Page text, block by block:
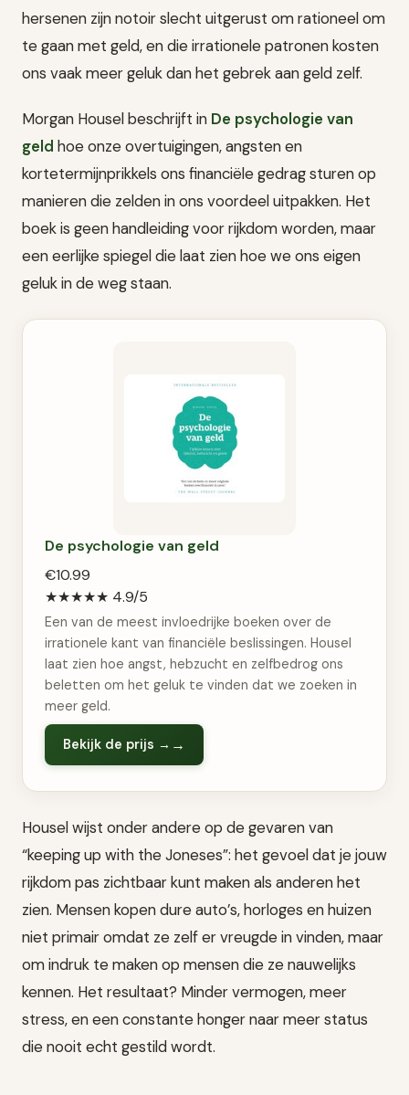
hersenen zijn notoir slecht uitgerust om rationeel om
te gaan met geld, en die irrationele patronen kosten
ons vaak meer geluk dan het gebrek aan geld zelf.
Morgan Housel beschrijft in De psychologie van
geld hoe onze overtuigingen, angsten en
kortetermijnprikkels ons financiële gedrag sturen op
manieren die zelden in ons voordeel uitpakken. Het
boek is geen handleiding voor rijkdom worden, maar
een eerlijke spiegel die laat zien hoe we ons eigen
geluk in de weg staan.
De psychologie van geld
€10.99
★★★★★ 4.9/5
Een van de meest invloedrijke boeken over de
irrationele kant van financiële beslissingen. Housel
laat zien hoe angst, hebzucht en zelfbedrog ons
beletten om het geluk te vinden dat we zoeken in
meer geld.
Bekijk de prijs →
Housel wijst onder andere op de gevaren van
“keeping up with the Joneses”: het gevoel dat je jouw
rijkdom pas zichtbaar kunt maken als anderen het
zien. Mensen kopen dure auto’s, horloges en huizen
niet primair omdat ze zelf er vreugde in vinden, maar
om indruk te maken op mensen die ze nauwelijks
kennen. Het resultaat? Minder vermogen, meer
stress, en een constante honger naar meer status
die nooit echt gestild wordt.